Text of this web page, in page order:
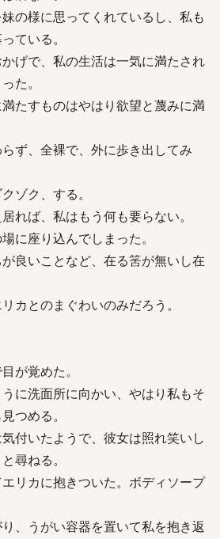
の様に思ってくれているし、私も
ている。
げで、私の生活は一気に満たされ
た。
たすものはやはり欲望と蔑みに満
ず、全裸で、外に歩き出してみ
ゾク、する。
れば、私はもう何も要らない。
に座り込んでしまった。
良いことなど、在る筈が無いし在
カとのまぐわいのみだろう。
が覚めた。
に洗面所に向かい、やはり私もそ
つめる。
付いたようで、彼女は照れ笑いし
尋ねる。
リカに抱きついた。ボディソープ
、うがい容器を置いて私を抱き返